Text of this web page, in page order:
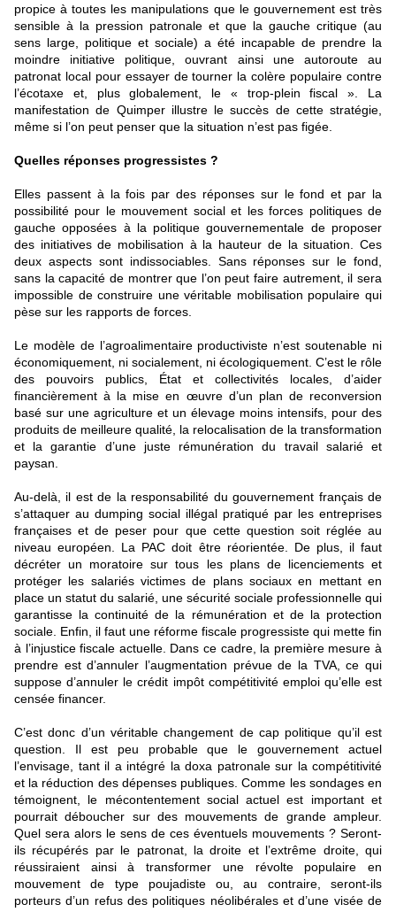
propice à toutes les manipulations que le gouvernement est très
sensible à la pression patronale et que la gauche critique (au
sens large, politique et sociale) a été incapable de prendre la
moindre initiative politique, ouvrant ainsi une autoroute au
patronat local pour essayer de tourner la colère populaire contre
l’écotaxe et, plus globalement, le « trop-plein fiscal ». La
manifestation de Quimper illustre le succès de cette stratégie,
même si l’on peut penser que la situation n’est pas figée.
Quelles réponses progressistes ?
Elles passent à la fois par des réponses sur le fond et par la
possibilité pour le mouvement social et les forces politiques de
gauche opposées à la politique gouvernementale de proposer
des initiatives de mobilisation à la hauteur de la situation. Ces
deux aspects sont indissociables. Sans réponses sur le fond,
sans la capacité de montrer que l’on peut faire autrement, il sera
impossible de construire une véritable mobilisation populaire qui
pèse sur les rapports de forces.
Le modèle de l’agroalimentaire productiviste n’est soutenable ni
économiquement, ni socialement, ni écologiquement. C’est le rôle
des pouvoirs publics, État et collectivités locales, d’aider
financièrement à la mise en œuvre d’un plan de reconversion
basé sur une agriculture et un élevage moins intensifs, pour des
produits de meilleure qualité, la relocalisation de la transformation
et la garantie d’une juste rémunération du travail salarié et
paysan.
Au-delà, il est de la responsabilité du gouvernement français de
s’attaquer au dumping social illégal pratiqué par les entreprises
françaises et de peser pour que cette question soit réglée au
niveau européen. La PAC doit être réorientée. De plus, il faut
décréter un moratoire sur tous les plans de licenciements et
protéger les salariés victimes de plans sociaux en mettant en
place un statut du salarié, une sécurité sociale professionnelle qui
garantisse la continuité de la rémunération et de la protection
sociale. Enfin, il faut une réforme fiscale progressiste qui mette fin
à l’injustice fiscale actuelle. Dans ce cadre, la première mesure à
prendre est d’annuler l’augmentation prévue de la TVA, ce qui
suppose d’annuler le crédit impôt compétitivité emploi qu’elle est
censée financer.
C’est donc d’un véritable changement de cap politique qu’il est
question. Il est peu probable que le gouvernement actuel
l’envisage, tant il a intégré la doxa patronale sur la compétitivité
et la réduction des dépenses publiques. Comme les sondages en
témoignent, le mécontentement social actuel est important et
pourrait déboucher sur des mouvements de grande ampleur.
Quel sera alors le sens de ces éventuels mouvements ? Seront-
ils récupérés par le patronat, la droite et l’extrême droite, qui
réussiraient ainsi à transformer une révolte populaire en
mouvement de type poujadiste ou, au contraire, seront-ils
porteurs d’un refus des politiques néolibérales et d’une visée de